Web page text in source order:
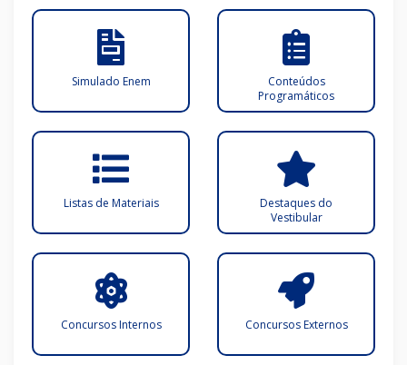
Simulado Enem
Conteúdos
Programáticos
Listas de Materiais
Destaques do
Vestibular
Concursos Internos Concursos Externos